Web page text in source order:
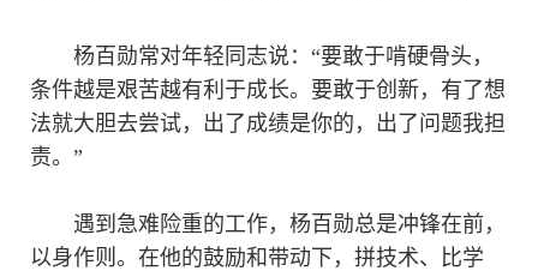
杨百勋常对年轻同志说：“要敢于啃硬骨头，
条件越是艰苦越有利于成长。要敢于创新，有了想
法就大胆去尝试，出了成绩是你的，出了问题我担
责。”
遇到急难险重的工作，杨百勋总是冲锋在前，
以身作则。在他的鼓励和带动下，拼技术、比学